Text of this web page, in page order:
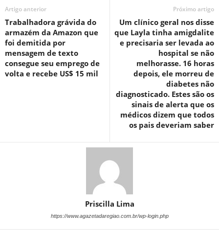
Artigo anterior
Trabalhadora grávida do
armazém da Amazon que
foi demitida por
mensagem de texto
consegue seu emprego de
volta e recebe US$ 15 mil
Próximo artigo
Um clínico geral nos disse
que Layla tinha amigdalite
e precisaria ser levada ao
hospital se não
melhorasse. 16 horas
depois, ele morreu de
diabetes não
diagnosticado. Estes são os
sinais de alerta que os
médicos dizem que todos
os pais deveriam saber
Priscilla Lima
https://www.agazetadaregiao.com.br/wp-login.php